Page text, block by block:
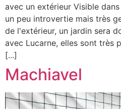
avec un extérieur Visible
un peu introvertie mais très
de l'extérieur, un jardin sera
avec Lucarne, elles sont très
[...]
Machiavel